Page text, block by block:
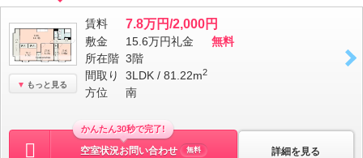
もっと見る
賃料 7.8万円/2,000円
敷金 15.6万円礼金
無料
所在階 3階
間取り
3LDK / 81.22m2
方位 南
詳細を見る
かんたん30秒で完了!
空室状況お問い合わせ 無料